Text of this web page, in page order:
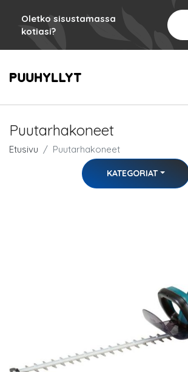
Oletko sisustamassa
kotiasi?
Puutarhakoneet
Etusivu Puutarhakoneet
KATEGORIAT